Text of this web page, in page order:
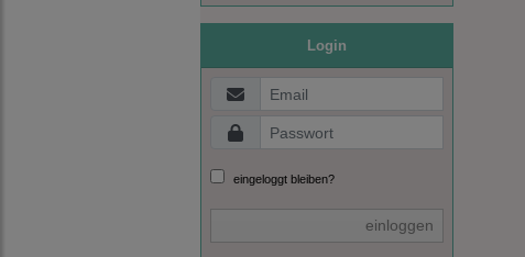
Login
eingeloggt bleiben?
einloggen